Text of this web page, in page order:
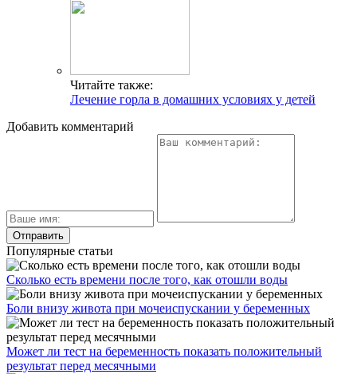
Читайте также:
Лечение горла в домашних условиях у детей
Добавить комментарий
Популярные статьи
Сколько есть времени после того, как отошли воды
Боли внизу живота при мочеиспускании у беременных
Может ли тест на беременность показать положительный
результат перед месячными